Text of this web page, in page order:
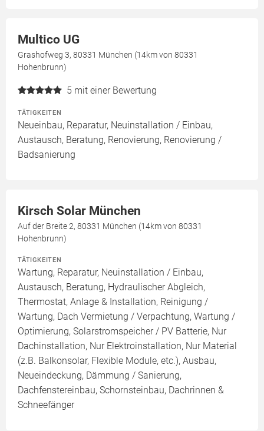
Multico UG
Grashofweg 3, 80331 München (14km von 80331
Hohenbrunn)
5 mit einer Bewertung
TÄTIGKEITEN
Neueinbau, Reparatur, Neuinstallation / Einbau,
Austausch, Beratung, Renovierung, Renovierung /
Badsanierung
Kirsch Solar München
Auf der Breite 2, 80331 München (14km von 80331
Hohenbrunn)
TÄTIGKEITEN
Wartung, Reparatur, Neuinstallation / Einbau,
Austausch, Beratung, Hydraulischer Abgleich,
Thermostat, Anlage & Installation, Reinigung /
Wartung, Dach Vermietung / Verpachtung, Wartung /
Optimierung, Solarstromspeicher / PV Batterie, Nur
Dachinstallation, Nur Elektroinstallation, Nur Material
(z.B. Balkonsolar, Flexible Module, etc.), Ausbau,
Neueindeckung, Dämmung / Sanierung,
Dachfenstereinbau, Schornsteinbau, Dachrinnen &
Schneefänger